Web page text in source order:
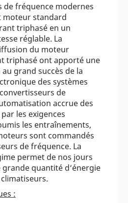
de fréquence modernes
standard
triphasé en un
réglable. La
du moteur
triphasé ont apporté une
grand succès de la
des systèmes
de
accrue des
les exigences
les entraînements,
sont commandés
de fréquence. La
permet de nos jours
grande quantité d‘énergie
: